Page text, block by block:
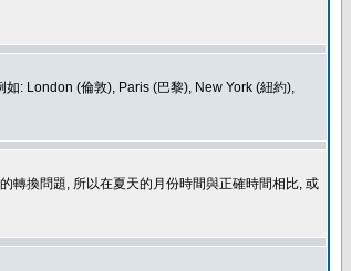
: London (倫敦), Paris (巴黎), New York (紐約),
轉換問題, 所以在夏天的月份時間與正確時間相比, 或